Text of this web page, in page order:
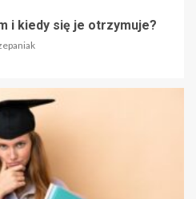
i kiedy się je otrzymuje?